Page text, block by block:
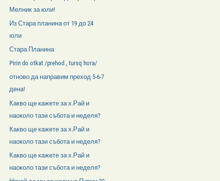
Мелник за юли!
Из Стара планина от 19 до 24
юли
Стара Планина
Pirin do otkat /prehod , tursq hora/
отново да направим преход 5-6-7
дена!
Какво ще кажете за х.Рай и
наоколо тази събота и неделя?
Какво ще кажете за х.Рай и
наоколо тази събота и неделя?
Какво ще кажете за х.Рай и
наоколо тази събота и неделя?